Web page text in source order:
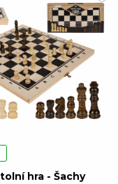
hra - Šachy